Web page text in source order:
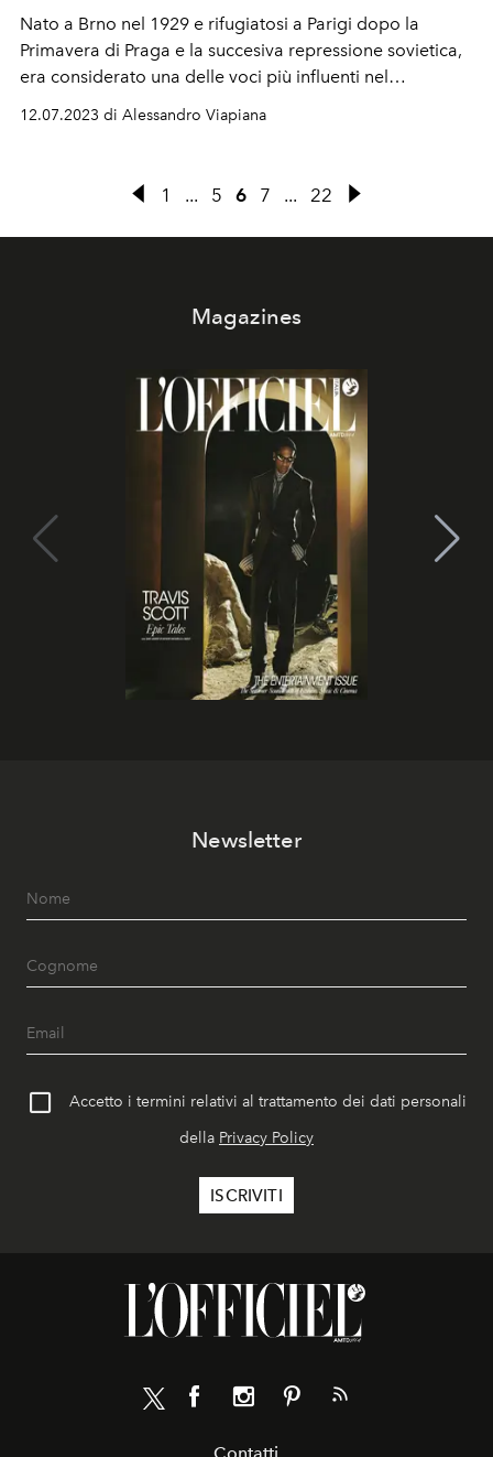
Nato a Brno nel 1929 e rifugiatosi a Parigi dopo la
Primavera di Praga e la succesiva repressione sovietica,
era considerato una delle voci più influenti nel
panorama della letteratura contemporanea.
12.07.2023 di Alessandro Viapiana
1 ... 5 6 7 ... 22
Magazines
Newsletter
Accetto i termini relativi al trattamento dei dati personali
della Privacy Policy